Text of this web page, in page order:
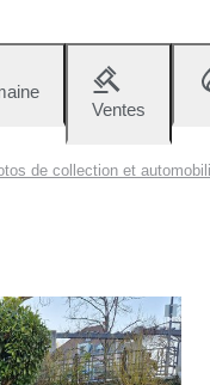
Ventes
de collection et